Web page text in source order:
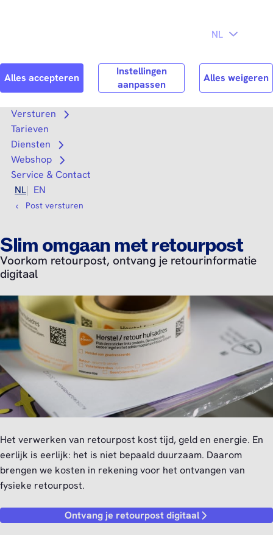
Search Zoek
Versturen
Open submenu
Tarieven
Diensten
Open submenu
Webshop
Open submenu
Service & Contact
NL
EN
Post versturen
Slim omgaan met retourpost
Voorkom retourpost, ontvang je retourinformatie
digitaal
Het verwerken van retourpost kost tijd, geld en energie. En
eerlijk is eerlijk: het is niet bepaald duurzaam. Daarom
brengen we kosten in rekening voor het ontvangen van
fysieke retourpost.
Ontvang je retourpost digitaal